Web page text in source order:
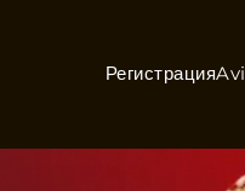
Регистрация